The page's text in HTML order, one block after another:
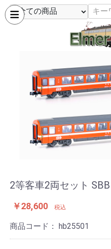
2等客車2両セット
￥28,600 税込
商品コード： hb25501